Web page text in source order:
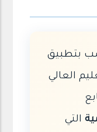
بتطبيق
العالي
التي